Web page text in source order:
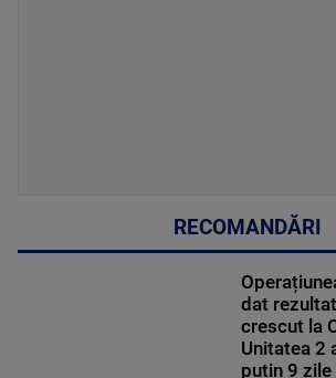
RECOMANDĂRI
dat
crescut la
Unitatea 2
puțin 9 zile